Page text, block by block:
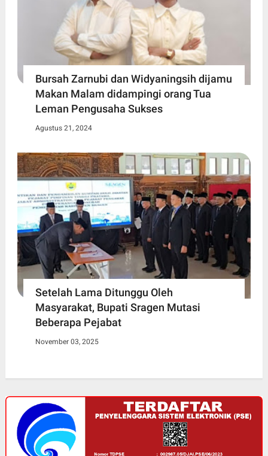
Bursah Zarnubi dan Widyaningsih dijamu
Makan Malam didampingi orang Tua
Leman Pengusaha Sukses
Agustus 21, 2024
Setelah Lama Ditunggu Oleh
Masyarakat, Bupati Sragen Mutasi
Beberapa Pejabat
November 03, 2025